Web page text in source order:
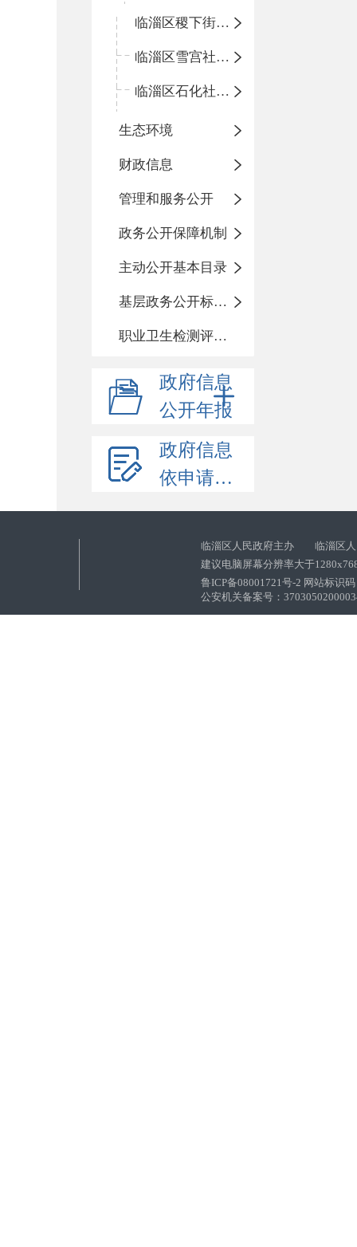
临淄区稷下街道淄江社区卫生服务中心
临淄区雪宫社区卫生服务中心
临淄区石化社区卫生服务中心
生态环境
财政信息
管理和服务公开
政务公开保障机制
主动公开基本目录
基层政务公开标准化目录
职业卫生检测评价信息
政府信息
公开年报
政府信息
依申请公开
临淄区人民政府主办 临淄区人
建议电脑屏幕分辨率大于
鲁ICP备08001721号-2 网站标识
公安机关备案号：